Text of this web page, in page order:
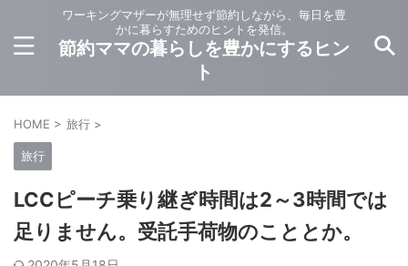
ワーキングマザーが無理せず節約しながら、毎日を豊
かに暮らすためのヒントを発信。
節約ママの暮らしを豊かにするヒン
ト
HOME > 旅行 >
旅行
LCCピーチ乗り継ぎ時間は2～3時間では
足りません。受託手荷物のこととか。